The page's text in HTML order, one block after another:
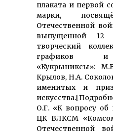
плаката и первой
марки,
Отечественной
выпущенной 12
творческий
графиков и
«Кукрыниксы»:
Крылов, Н.А.
именитых и
О.Г. «К вопросу об
ЦК ВЛКСМ
Отечественной